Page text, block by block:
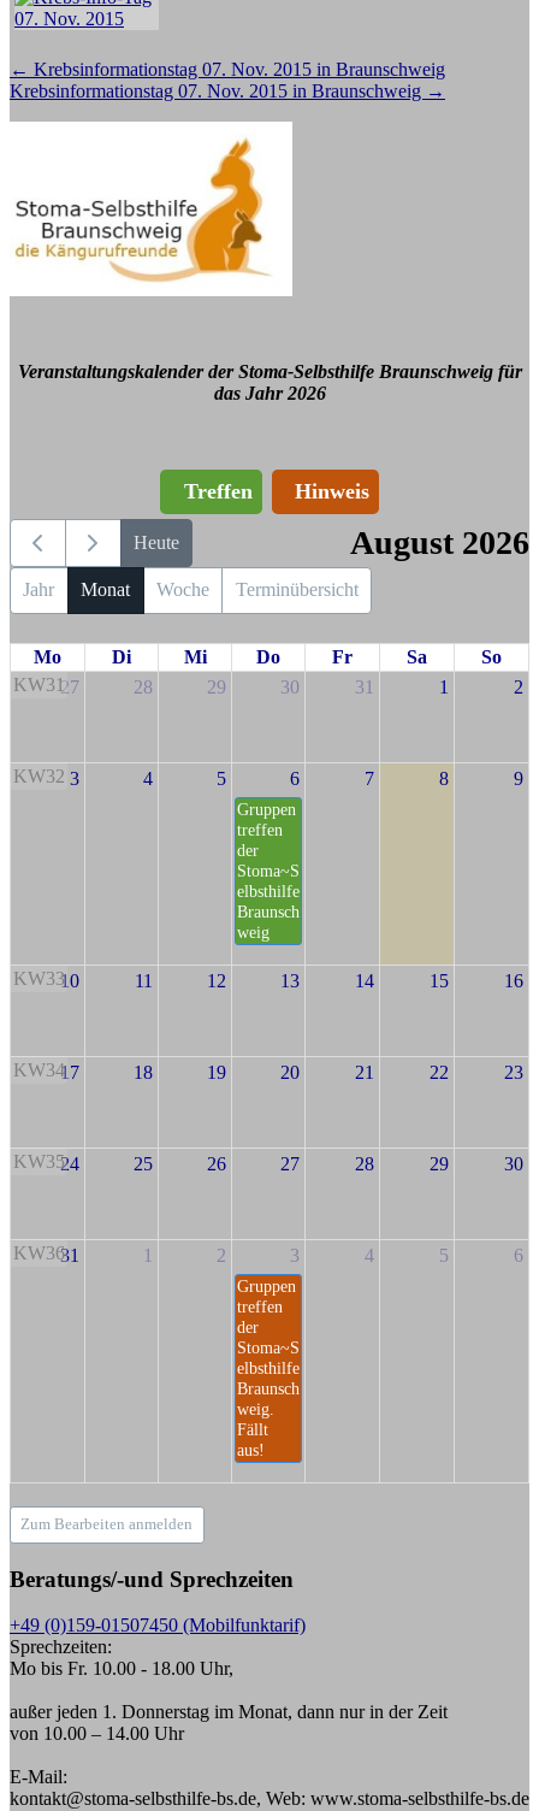
Beitragsnavigation
← Krebsinformationstag 07. Nov. 2015 in Braunschweig
Krebsinformationstag 07. Nov. 2015 in Braunschweig →
Veranstaltungskalender der Stoma-Selbsthilfe Braunschweig für
das Jahr 2026
Treffen Hinweis
Heute August 2026
Jahr Monat Woche Terminübersicht
Mo Di Mi Do Fr Sa
So
KW3127 28 29 30 31 1 2
KW32 3 4 5 6
Gruppen
treffen
der
Stoma~S
elbsthilfe
Braunsch
weig
7 8 9
KW3310 11 12 13 14 15 16
KW3417 18 19 20 21 22 23
KW3524 25 26 27 28 29 30
KW3631 1 2 3
Gruppen
treffen
der
Stoma~S
elbsthilfe
Braunsch
weig.
Fällt
aus!
4 5 6
Zum Bearbeiten anmelden
Beratungs/-und Sprechzeiten
+49 (0)159-01507450 (Mobilfunktarif)
Sprechzeiten:
Mo bis Fr. 10.00 - 18.00 Uhr,
außer jeden 1. Donnerstag im Monat, dann nur in der Zeit
von 10.00 – 14.00 Uhr
E-Mail:
kontakt@stoma-selbsthilfe-bs.de, Web: www.stoma-selbsthilfe-bs.de